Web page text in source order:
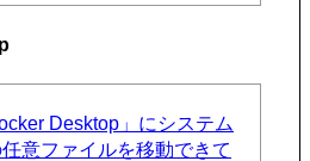
Desktop」にシステム
任意ファイルを移動できて